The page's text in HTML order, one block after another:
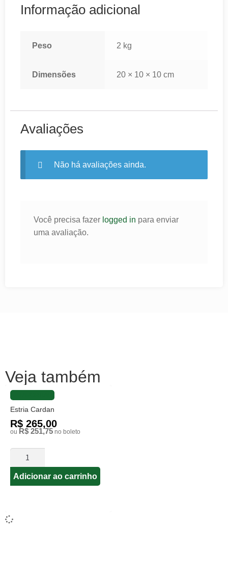
Informação adicional
Peso 2 kg
Dimensões 20 × 10 × 10 cm
Avaliações
Não há avaliações ainda.
Você precisa fazer logged in para enviar
uma avaliação.
Veja também
Estria Cardan
R$ 265,00
ou R$ 251,75 no boleto
Adicionar ao carrinho